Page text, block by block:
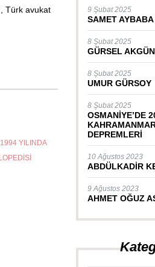
avukat
1994 YILINDA
9 Şubat 2025
SAMET AYBABA
8 Şubat 2025
GÜRSEL
8 Şubat 2025
UMUR GÜRSOY
8 Şubat 2025
OSMANİYE’DE
DEPREMLERİ
10 Ağustos 2023
ABDÜLKADİR
9 Ağustos 2023
AHMET OĞUZ